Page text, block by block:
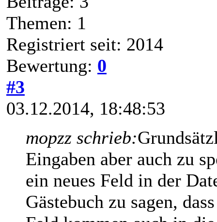
Themen: 1
Registriert seit: 2014
Bewertung: 0
#3
03.12.2014, 18:48:53
mopzz schrieb:
Eingaben aber auch zu
ein neues Feld in der
Gästebuch zu sagen,